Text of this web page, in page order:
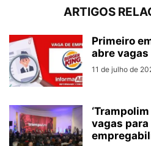
ARTIGOS
Primeiro
abre
11 de julho de
vagas